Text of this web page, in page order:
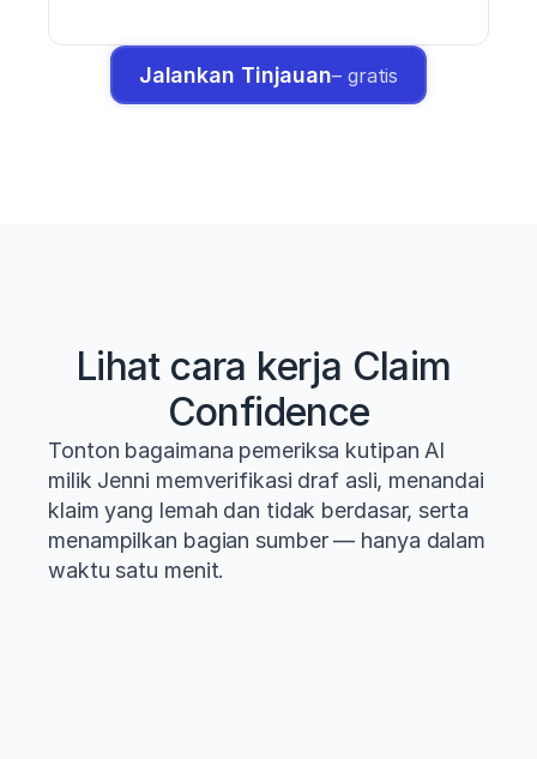
Jalankan Tinjauan– gratis
Lihat cara kerja Claim
Confidence
Tonton bagaimana pemeriksa kutipan AI
milik Jenni memverifikasi draf asli, menandai
klaim yang lemah dan tidak berdasar, serta
menampilkan bagian sumber — hanya dalam
waktu satu menit.